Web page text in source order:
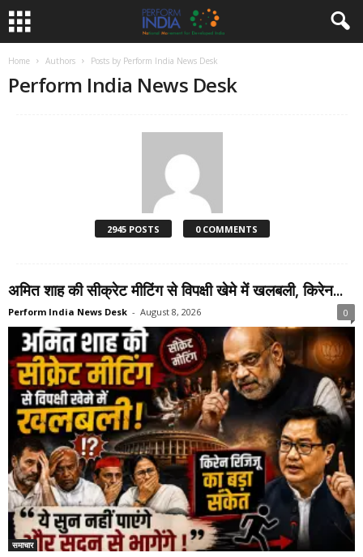
Home Authors Posts by Perform India News Desk
Perform India News Desk
2945 POSTS 0 COMMENTS
अमित शाह की सीक्रेट मीटिंग से विपक्षी खेमे में खलबली, किरेन...
Perform India News Desk - August 8, 2026 0
समाचार